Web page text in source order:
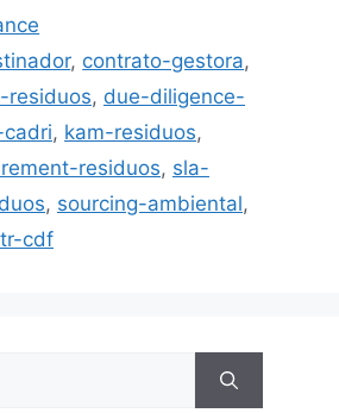
, contrato-gestora,
residuos, due-diligence-
, kam-residuos,
residuos, sla-
, sourcing-ambiental,
cdf